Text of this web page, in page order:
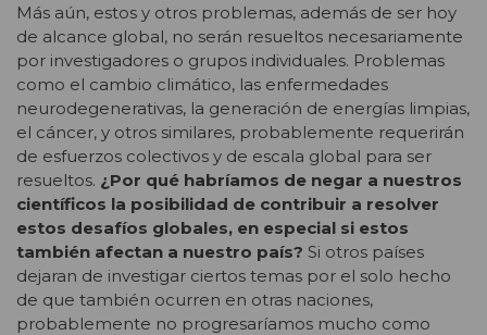
Más aún, estos y otros problemas, además de ser hoy
de alcance global, no serán resueltos necesariamente
por investigadores o grupos individuales. Problemas
como el cambio climático, las enfermedades
neurodegenerativas, la generación de energías limpias,
el cáncer, y otros similares, probablemente requerirán
de esfuerzos colectivos y de escala global para ser
resueltos. ¿Por qué habríamos de negar a nuestros
científicos la posibilidad de contribuir a resolver
estos desafíos globales, en especial si estos
también afectan a nuestro país? Si otros países
dejaran de investigar ciertos temas por el solo hecho
de que también ocurren en otras naciones,
probablemente no progresaríamos mucho como